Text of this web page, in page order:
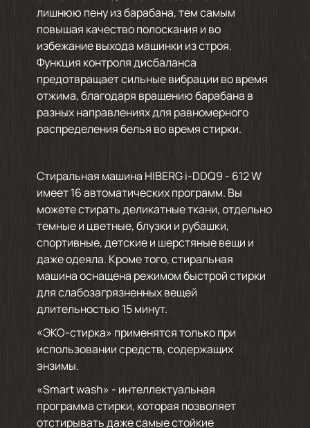
лишнюю пену из барабана, тем самым
повышая качество полоскания и во
избежание выхода машинки из строя.
Функция контроля дисбаланса
предотвращает сильные вибрации во время
отжима, благодаря вращению барабана в
разных направлениях для равномерного
распределения белья во время стирки.
Стиральная машина HIBERG i-DDQ9 - 612 W
имеет 16 автоматических программ. Вы
можете стирать деликатные ткани, отдельно
темные и цветные, блузки и рубашки,
спортивные, детские и шерстяные вещи и
даже одеяла. Кроме того, стиральная
машина оснащена режимом быстрой стирки
для слабозагрязненных вещей
длительностью 15 минут.
«ЭКО-стирка» применятся только при
использовании средств, содержащих
энзимы.
«Smart wash» - интеллектуальная
программа стирки, которая позволяет
отстирывать даже самые стойкие